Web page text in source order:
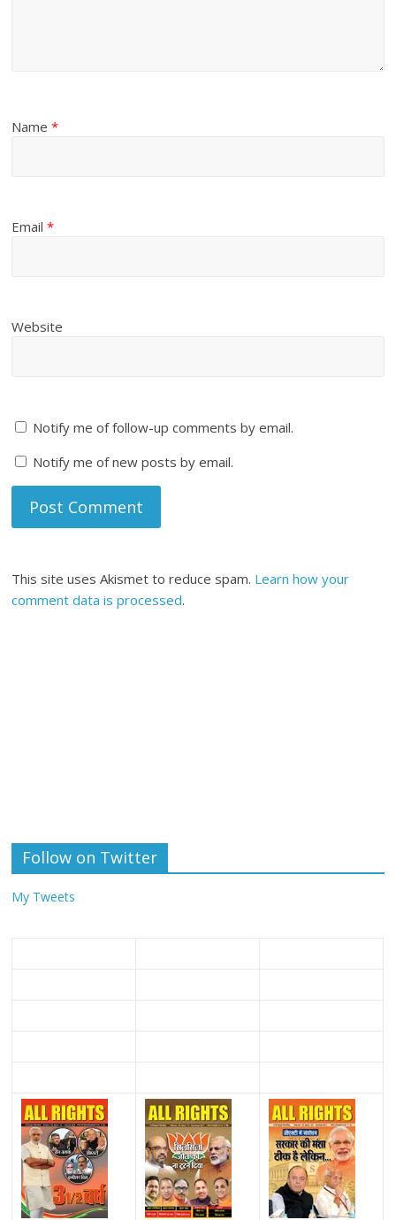
Name*
Email*
Website
Notify me of follow-up comments by email.
Notify me of new posts by email.
This site uses Akismet to reduce spam. Learn how your
comment data is processed.
Follow on Twitter
My Tweets